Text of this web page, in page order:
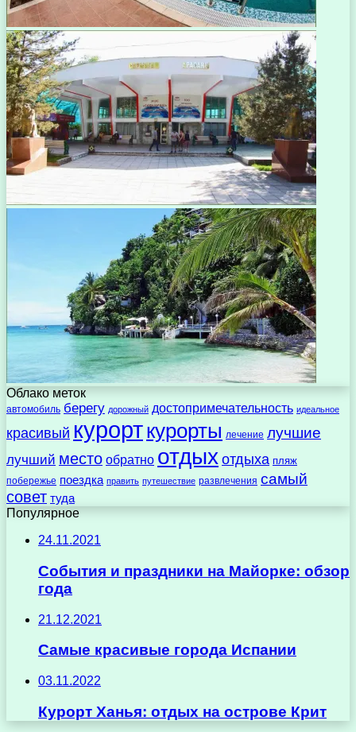
Облако меток
автомобиль берегу дорожный достопримечательность идеальное
красивый курорткурорты лечение лучшие
лучший место обратно отдыхотдыха пляж
побережье поездка править путешествие развлечения самый
совет туда
Популярное
24.11.2021
События и праздники на Майорке: обзор
года
21.12.2021
Самые красивые города Испании
03.11.2022
Курорт Ханья: отдых на острове Крит